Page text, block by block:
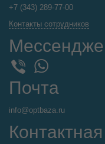
+7 (343) 289-77-00
Контакты сотрудников
WhatsApp
Почта
info@optbaza.ru